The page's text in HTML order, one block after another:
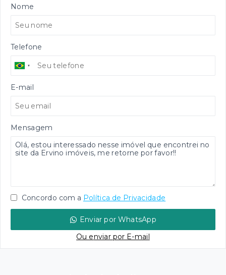
Nome
Telefone
E-mail
Mensagem
Concordo com a Política de Privacidade
Enviar por WhatsApp
Ou enviar por E-mail